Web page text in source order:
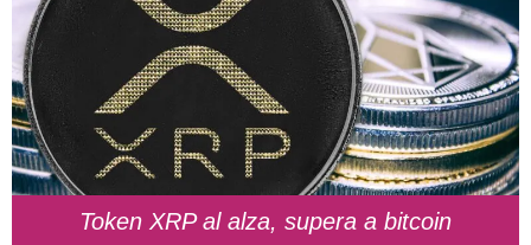
Token XRP al alza, supera a bitcoin